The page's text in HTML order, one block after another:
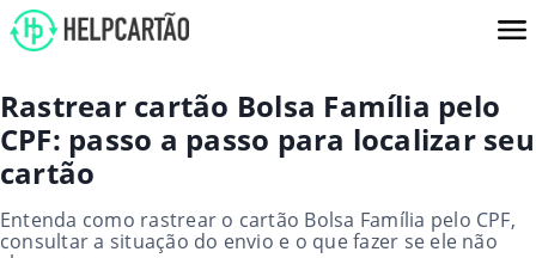
Rastrear cartão Bolsa Família pelo
CPF: passo a passo para localizar seu
cartão
Entenda como rastrear o cartão Bolsa Família pelo CPF,
consultar a situação do envio e o que fazer se ele não